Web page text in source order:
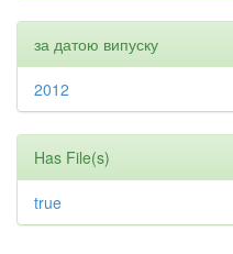
за датою випуску
2012
Has File(s)
true